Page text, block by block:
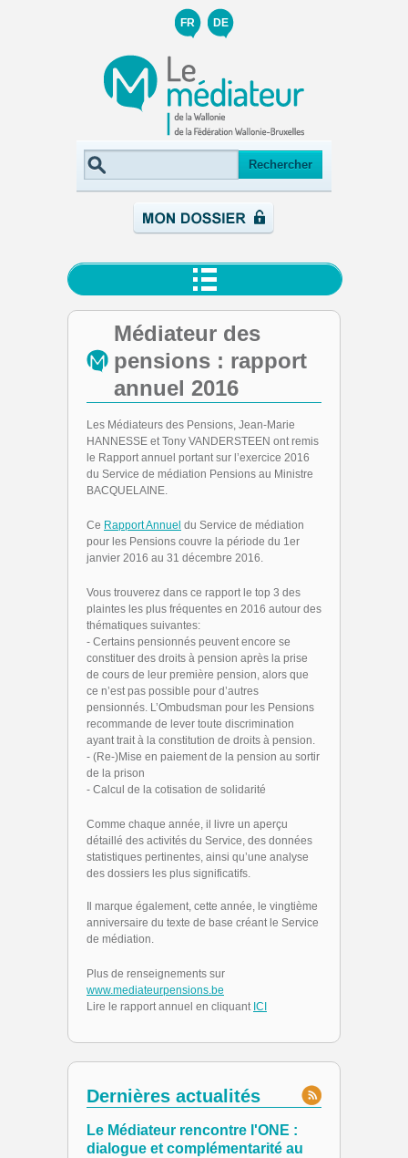
FR DE
Médiateur des
pensions : rapport
annuel 2016
Les Médiateurs des Pensions, Jean-Marie
HANNESSE et Tony VANDERSTEEN ont remis
le Rapport annuel portant sur l’exercice 2016
du Service de médiation Pensions au Ministre
BACQUELAINE.
Ce Rapport Annuel du Service de médiation
pour les Pensions couvre la période du 1er
janvier 2016 au 31 décembre 2016.
Vous trouverez dans ce rapport le top 3 des
plaintes les plus fréquentes en 2016 autour des
thématiques suivantes:
- Certains pensionnés peuvent encore se
constituer des droits à pension après la prise
de cours de leur première pension, alors que
ce n’est pas possible pour d’autres
pensionnés. L’Ombudsman pour les Pensions
recommande de lever toute discrimination
ayant trait à la constitution de droits à pension.
- (Re-)Mise en paiement de la pension au sortir
de la prison
- Calcul de la cotisation de solidarité
Comme chaque année, i l livre un aperçu
détaillé des activités du Service, des données
statistiques pertinentes, ainsi qu’une analyse
des dossiers les plus significatifs.
Il marque également, cette année, le vingtième
anniversaire du texte de base créant le Service
de médiation.
Plus de renseignements sur
www.mediateurpensions.be
Lire le rapport annuel en cliquant ICI
Dernières actualités
Le Médiateur rencontre l'ONE :
dialogue et complémentarité au